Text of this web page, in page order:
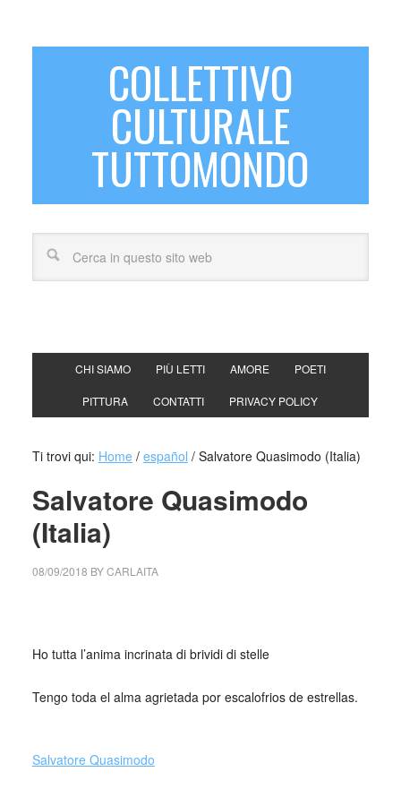
COLLETTIVO
CULTURALE
TUTTOMONDO
CHI SIAMO PIÙ LETTI AMORE POETI
PITTURA CONTATTI PRIVACY POLICY
Ti trovi qui: Home / español /Salvatore Quasimodo (Italia)
Salvatore Quasimodo
(Italia)
08/09/2018 BYCARLAITA
Ho tutta l’anima incrinata di brividi di stelle
Tengo toda el alma agrietada por escalofrios de estrellas.
Salvatore Quasimodo